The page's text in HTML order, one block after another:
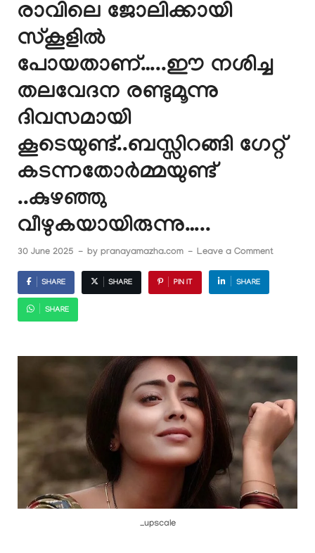
രാവിലെ ജോലിക്കായി
സ്കൂളിൽ
പോയതാണ്…..ഈ നശിച്ച
തലവേദന രണ്ടുമൂന്നു
ദിവസമായി
കൂടെയുണ്ട്..ബസ്സിറങ്ങി ഗേറ്റ്
കടന്നതോർമ്മയുണ്ട്
..കുഴഞ്ഞു
വീഴുകയായിരുന്നു…..
30 June 2025 - by pranayamazha.com - Leave a Comment
SHARE SHARE PIN IT SHARE
SHARE
_upscale